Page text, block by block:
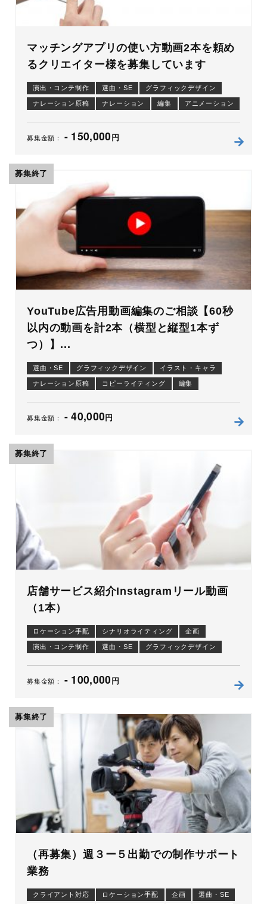
マッチングアプリの使い方動画2本を頼め
るクリエイター様を募集しています
演出・コンテ制作 選曲・SE グラフィックデザイン
ナレーション原稿 ナレーション 編集 アニメーション
募集金額： - 150,000円
募集終了
YouTube広告用動画編集のご相談【60秒
以内の動画を計2本（横型と縦型1本ず
つ）】...
選曲・SE グラフィックデザイン イラスト・キャラ
ナレーション原稿 コピーライティング 編集
募集金額： - 40,000円
募集終了
店舗サービス紹介Instagramリール動画
（1本）
ロケーション手配 シナリオライティング 企画
演出・コンテ制作 選曲・SE グラフィックデザイン
照明 撮影（ムービー）
募集金額： - 100,000円
募集終了
（再募集）週３ー５出勤での制作サポート
業務
クライアント対応 ロケーション手配 企画 選曲・SE